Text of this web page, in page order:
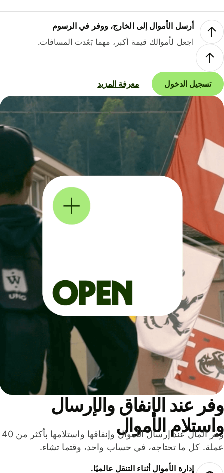
أرسل الأموال إلى الخارج، ووفر في الرسوم
اجعل لأموالك قيمة أكبر، مهما بَعُدت المسافات.
تسجيل الدخول معرفة المزيد
عند الإنفاق والإرسال
الأموال
وفّر المال عند إرسال الأموال وإنفاقها واستلامها بأكثر من 40
كل ما تحتاجه، في حساب واحد، وقتما تشاء.
إدارة الأموال أثناء التنقل عالميًا.